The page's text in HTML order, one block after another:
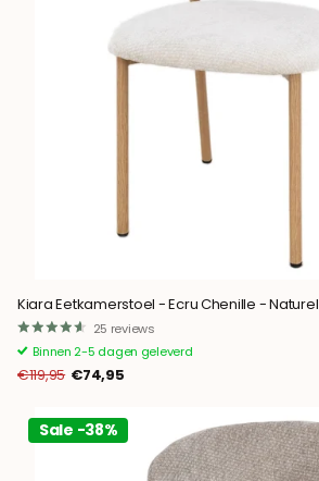
Kiara Eetkamerstoel - Ecru Chenille - Naturel
25 reviews
Binnen 2-5 dagen geleverd
€119,95 €74,95
Sale -38%